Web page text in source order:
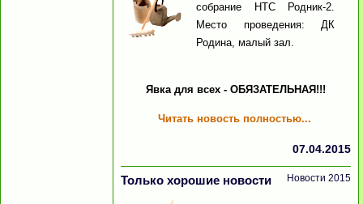
собрание НТС Родник-2.
Место проведения: ДК
Родина, малый зал.
Явка для всех - ОБЯЗАТЕЛЬНАЯ!!!
Читать новость полностью...
07.04.2015
Только хорошие новости Новости 2015